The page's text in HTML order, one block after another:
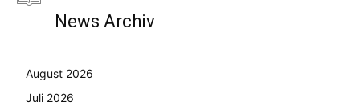
News Archiv
August 2026
Juli 2026